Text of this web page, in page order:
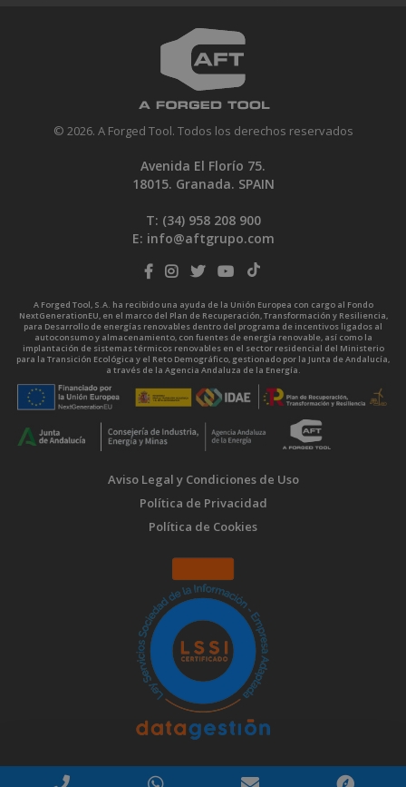
© 2026. A Forged Tool. Todos los derechos reservados
Avenida El Florío 75.
18015. Granada. SPAIN
T: (34) 958 208 900
E: info@aftgrupo.com
A Forged Tool, S.A. ha recibido una ayuda de la Unión Europea con cargo al Fondo
NextGenerationEU, en el marco del Plan de Recuperación, Transformación y Resiliencia,
para Desarrollo de energías renovables dentro del programa de incentivos ligados al
autoconsumo y almacenamiento, con fuentes de energía renovable, así como la
implantación de sistemas térmicos renovables en el sector residencial del Ministerio
para la Transición Ecológica y el Reto Demográfico, gestionado por la Junta de Andalucía,
a través de la Agencia Andaluza de la Energía.
Aviso Legal y Condiciones de Uso
Política de Privacidad
Política de Cookies